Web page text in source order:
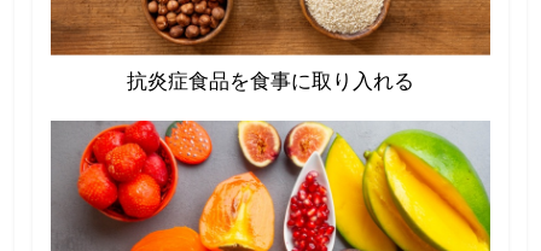
抗炎症食品を食事に取り入れる